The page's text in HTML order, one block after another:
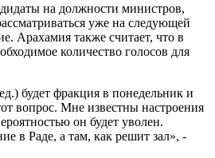
на должности министров,
уже на следующей
Арахамия также считает, что в
количество голосов для
будет фракция в понедельник и
вопрос. Мне известны настроения
он будет уволен.
в Раде, а там, как решит зал», -